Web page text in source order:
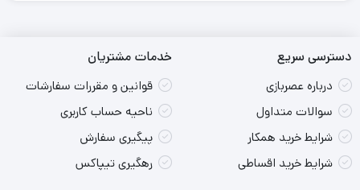
دسترسی سریع
درباره عصربازی
سوالات متداول
شرایط خرید همکار
شرایط خرید اقساطی
خدمات مشتریان
قوانین و مقررات سفارشات
ناحیه حساب کاربری
پیگیری سفارش
رهگیری تیپاکس